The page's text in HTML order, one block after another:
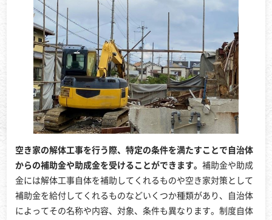
空き家の解体工事を行う際、特定の条件を満たすことで自治体
からの補助金や助成金を受けることができます。補助金や助成
金には解体工事自体を補助してくれるものや空き家対策として
補助金を給付してくれるものなどいくつか種類があり、自治体
によってその名称や内容、対象、条件も異なります。制度自体